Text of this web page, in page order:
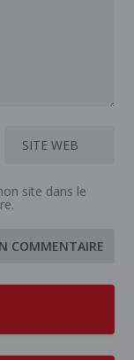
site dans le